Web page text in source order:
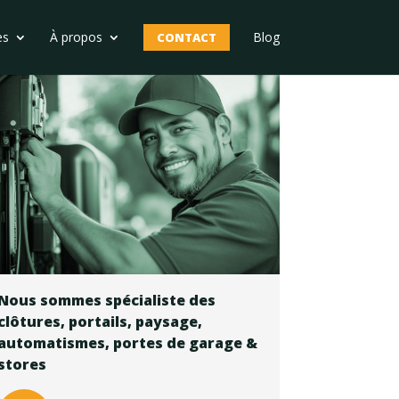
À propos CONTACT Blog
sommes spécialiste des
portails, paysage,
portes de garage &
sommes spécialiste des
portails, paysage,
portes de garage &